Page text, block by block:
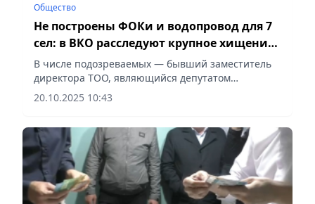
Общество
Не построены ФОКи и водопровод для 7
сел: в ВКО расследуют крупное хищение
бюджета
В числе подозреваемых — бывший заместитель
директора ТОО, являющийся депутатом
маслихата Курчумского района,
сообщает Vecher.kz.
20.10.2025 10:43